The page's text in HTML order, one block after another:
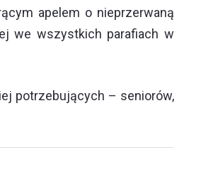
apelem o nieprzerwaną
we wszystkich parafiach w
potrzebujących – seniorów,